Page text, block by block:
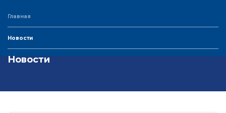
Главная
Новости
Новости